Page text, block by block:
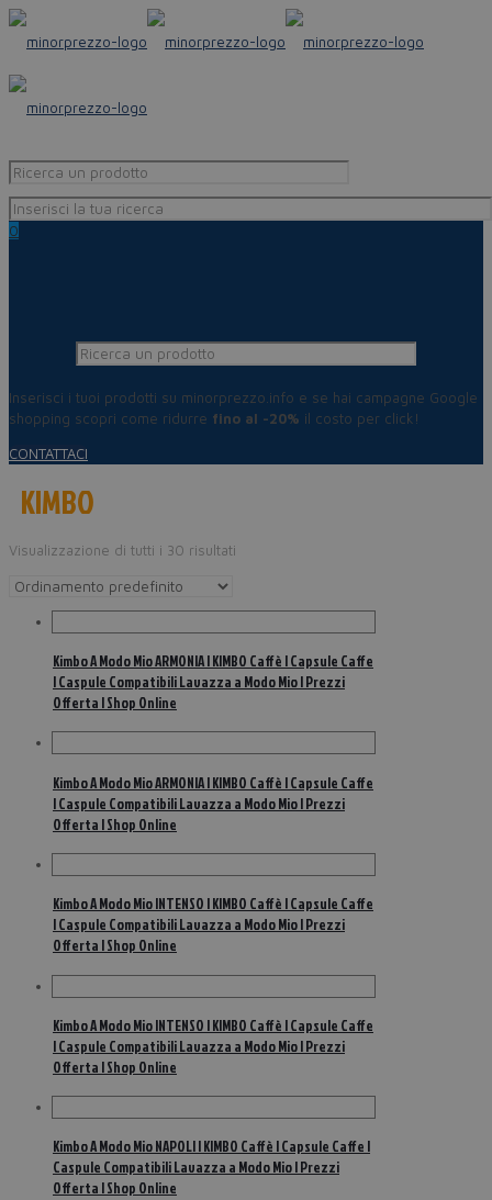
0
Inserisci i tuoi prodotti su minorprezzo.info e se hai campagne Google
shopping scopri come ridurre fino al -20% il costo per click!
CONTATTACI
KIMBO
Visualizzazione di tutti i 30 risultati
Kimbo A Modo Mio ARMONIA | KIMBO Caffè | Capsule Caffe
| Caspule Compatibili Lavazza a Modo Mio | Prezzi
Offerta | Shop Online
Kimbo A Modo Mio ARMONIA | KIMBO Caffè | Capsule Caffe
| Caspule Compatibili Lavazza a Modo Mio | Prezzi
Offerta | Shop Online
Kimbo A Modo Mio INTENSO | KIMBO Caffè | Capsule Caffe
| Caspule Compatibili Lavazza a Modo Mio | Prezzi
Offerta | Shop Online
Kimbo A Modo Mio INTENSO | KIMBO Caffè | Capsule Caffe
| Caspule Compatibili Lavazza a Modo Mio | Prezzi
Offerta | Shop Online
Kimbo A Modo Mio NAPOLI | KIMBO Caffè | Capsule Caffe |
Caspule Compatibili Lavazza a Modo Mio | Prezzi
Offerta | Shop Online